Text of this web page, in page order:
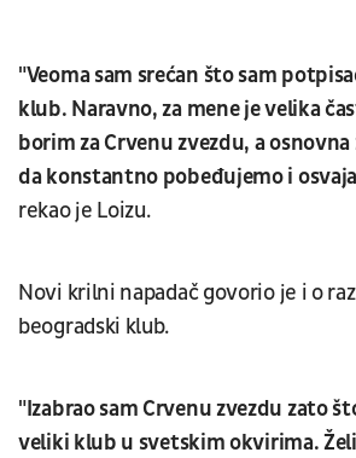
"Veoma sam srećan što sam
klub. Naravno, za mene je velika
borim za Crvenu zvezdu, a osnovna
da konstantno pobeđujemo i
rekao je Loizu.
Novi krilni napadač govorio je i o
beogradski klub.
"Izabrao sam Crvenu zvezdu zato
veliki klub u svetskim okvirima.